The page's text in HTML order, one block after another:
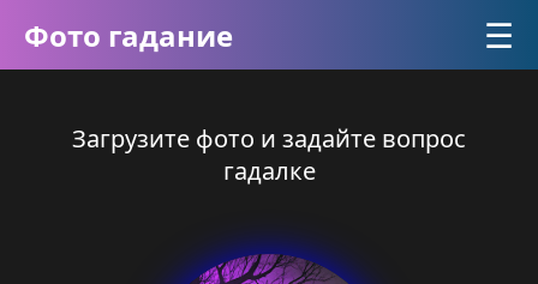
Фото гадание ☰
Загрузите фото и задайте вопрос
гадалке